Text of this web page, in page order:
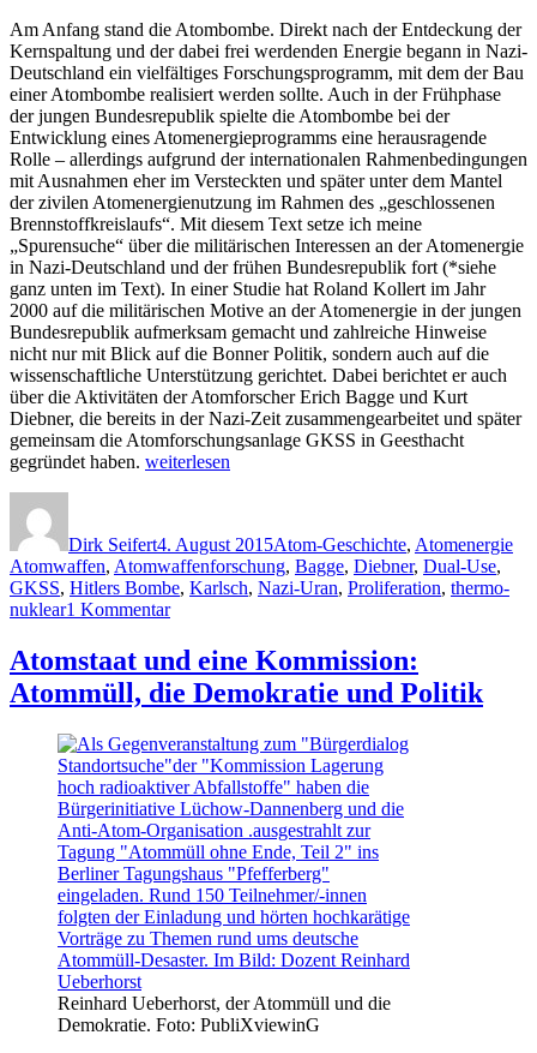
Am Anfang stand die Atombombe. Direkt nach der Entdeckung der
Kernspaltung und der dabei frei werdenden Energie begann in Nazi-
Deutschland ein vielfältiges Forschungsprogramm, mit dem der Bau
einer Atombombe realisiert werden sollte. Auch in der Frühphase
der jungen Bundesrepublik spielte die Atombombe bei der
Entwicklung eines Atomenergieprogramms eine herausragende
Rolle – allerdings aufgrund der internationalen Rahmenbedingungen
mit Ausnahmen eher im Versteckten und später unter dem Mantel
der zivilen Atomenergienutzung im Rahmen des „geschlossenen
Brennstoffkreislaufs“. Mit diesem Text setze ich meine
„Spurensuche“ über die militärischen Interessen an der Atomenergie
in Nazi-Deutschland und der frühen Bundesrepublik fort (*siehe
ganz unten im Text). In einer Studie hat Roland Kollert im Jahr
2000 auf die militärischen Motive an der Atomenergie in der jungen
Bundesrepublik aufmerksam gemacht und zahlreiche Hinweise
nicht nur mit Blick auf die Bonner Politik, sondern auch auf die
wissenschaftliche Unterstützung gerichtet. Dabei berichtet er auch
über die Aktivitäten der Atomforscher Erich Bagge und Kurt
Diebner, die bereits in der Nazi-Zeit zusammengearbeitet und später
gemeinsam die Atomforschungsanlage GKSS in Geesthacht
gegründet haben. „Spurensuche:
deutschen
Atomenergie-
Politik
und
Atomforscher
Kurt
Diebner
Erich
Bagge“
weiterlesen
Dirk Seifert4. August 2015Atom-Geschichte, Atomenergie
Atomwaffen, Atomwaffenforschung, Bagge, Diebner, Dual-Use,
GKSS, Hitlers Bombe, Karlsch, Nazi-Uran, Proliferation, thermo-
nuklear1 Kommentarzu
Militärische
Motive
der
Atomenergie-
Politik
und
die
Atomforscher
Kurt
Diebner
und
Erich
Bagge
Atomstaat und eine Kommission:
Atommüll, die Demokratie und Politik
Reinhard Ueberhorst, der Atommüll und die
Demokratie. Foto: PubliXviewinG